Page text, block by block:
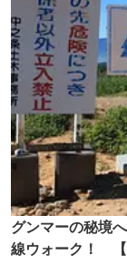
グンマーの秘境
線ウォーク！ 【